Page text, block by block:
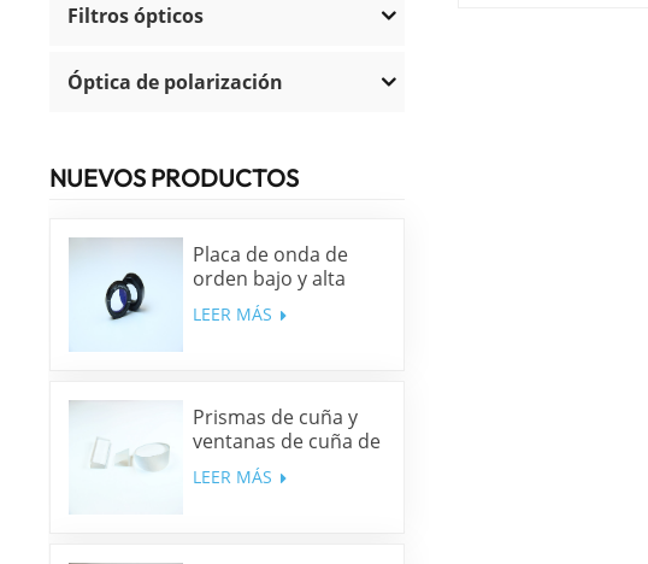
Filtros ópticos
Óptica de polarización
NUEVOS PRODUCTOS
Placa de onda de
orden bajo y alta
precisión
LEER MÁS
Prismas de cuña y
ventanas de cuña de
sílice fundida y N-
BK7
LEER MÁS